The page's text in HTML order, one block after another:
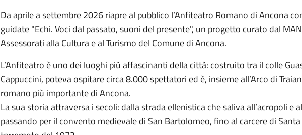
Da aprile a settembre 2026 riapre al pubblico l’Anfiteatro Romano di Ancona
guidate "Echi. Voci dal passato, suoni del presente", un progetto curato dal
Assessorati alla Cultura e al Turismo del Comune di Ancona.
L’Anfiteatro è uno dei luoghi più affascinanti della città: costruito tra il colle
Cappuccini, poteva ospitare circa 8.000 spettatori ed è, insieme all’Arco di
romano più importante di Ancona.
La sua storia attraversa i secoli: dalla strada ellenistica che saliva all’acropoli e
passando per il convento medievale di San Bartolomeo, fino al carcere di